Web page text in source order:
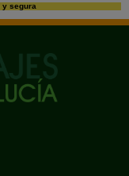
y segura